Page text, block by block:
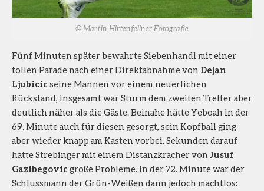
© Martin Hirtenfellner Fotografie
Fünf Minuten später bewahrte Siebenhandl mit einer
tollen Parade nach einer Direktabnahme von Dejan
Ljubicicseine Mannen vor einem neuerlichen
Rückstand, insgesamt war Sturm dem zweiten Treffer aber
deutlich näher als die Gäste. Beinahe hätte Yeboah in der
69. Minute auch für diesen gesorgt, sein Kopfball ging
aber wieder knapp am Kasten vorbei. Sekunden darauf
hatte Strebinger mit einem Distanzkracher von Jusuf
Gazibegovicgroße Probleme. In der 72. Minute war der
Schlussmann der Grün-Weißen dann jedoch machtlos: